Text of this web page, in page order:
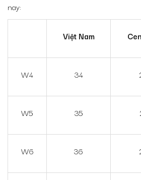
nay:
Việt Nam
W4 34
W5 35
W6 36